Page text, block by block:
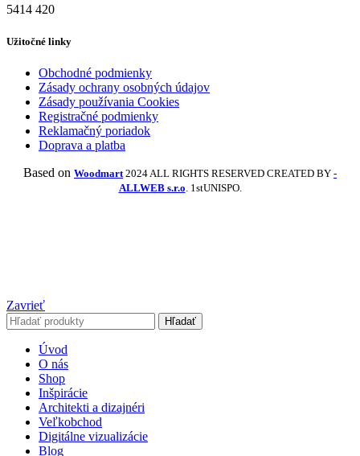
5414 420
Užitočné linky
Obchodné podmienky
Zásady ochrany osobných údajov
Zásady používania Cookies
Registračné podmienky
Reklamačný poriadok
Doprava a platba
Based on Woodmart 2024 ALL RIGHTS RESERVED CREATED BY -
ALLWEB s.r.o . 1stUNISPO.
Zavrieť
Hľadať
Úvod
O nás
Shop
Inšpirácie
Architekti a dizajnéri
Veľkobchod
Digitálne vizualizácie
Blog